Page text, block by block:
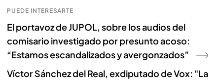
PUEDE INTERESARTE
El portavoz de JUPOL, sobre los audios del
comisario investigado por presunto acoso:
“Estamos escandalizados y avergonzados”
Víctor Sánchez del Real, exdiputado de Vox: "La